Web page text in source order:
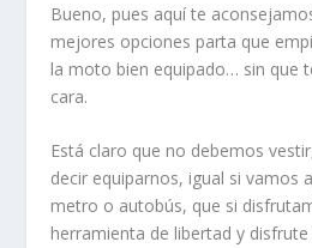
Bueno, pues aquí te
mejores opciones parta que
la moto bien equipado… sin que
cara.
Está claro que no debemos
decir equiparnos, igual si vamos
metro o autobús, que si
herramienta de libertad y